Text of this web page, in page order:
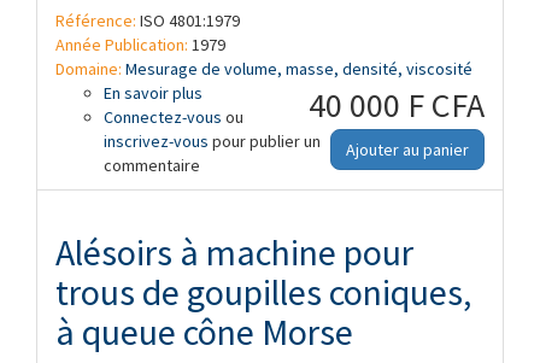
Référence: ISO 4801:1979
Année Publication: 1979
Domaine: Mesurage de volume, masse, densité, viscosité
40 000 F CFA
Ajouter au panier
En savoir plus à propos de Alcoomètres et aréomètres
pour alcool, sans thermomètre incorporé
Connectez-vous ou
inscrivez-vous pour publier un
commentaire
Alésoirs à machine pour
trous de goupilles coniques,
à queue cône Morse